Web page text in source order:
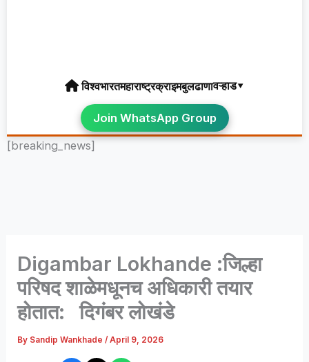
विश्वभारतमहाराष्ट्रक्राइमबुलढाणावऱ्हाड▾
Join WhatsApp Group
[breaking_news]
Digambar Lokhande :जिल्हा
परिषद शाळेमधूनच अधिकारी तयार
होतात: दिगंबर लोखंडे
By Sandip Wankhade/April 9, 2026